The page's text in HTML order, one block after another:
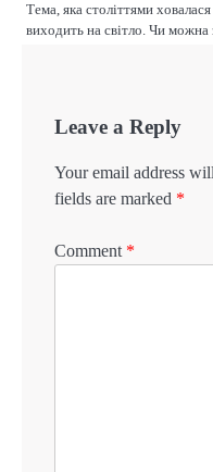
Тема, яка століттями
виходить на світло. Чи
Leave a Reply
Your email address
fields are marked *
Comment *